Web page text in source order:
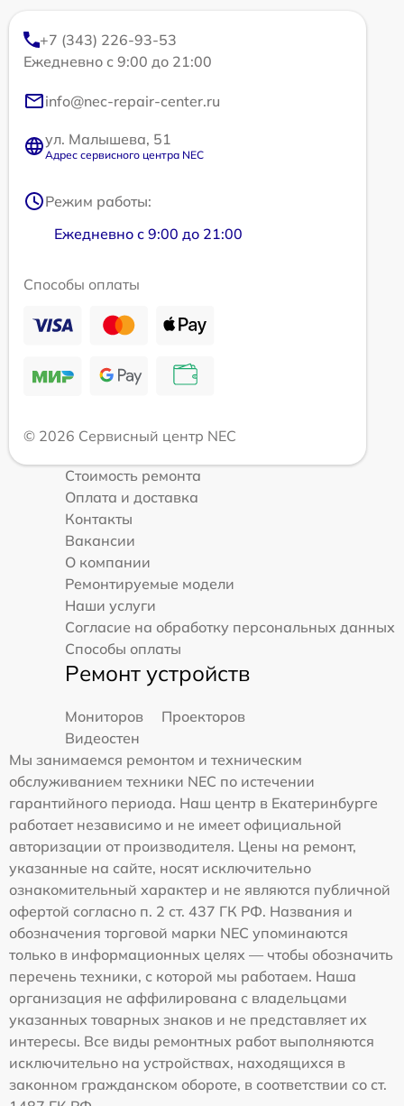
+7 (343) 226-93-53
Ежедневно с 9:00 до 21:00
info@nec-repair-center.ru
ул. Малышева, 51
Адрес сервисного центра NEC
Режим работы:
Ежедневно с 9:00 до 21:00
Способы оплаты
© 2026 Сервисный центр NEC
Стоимость ремонта
Оплата и доставка
Контакты
Вакансии
О компании
Ремонтируемые модели
Наши услуги
Согласие на обработку персональных данных
Способы оплаты
Ремонт устройств
Мониторов
Проекторов
Видеостен
Мы занимаемся ремонтом и техническим
обслуживанием техники NEC по истечении
гарантийного периода. Наш центр в Екатеринбурге
работает независимо и не имеет официальной
авторизации от производителя. Цены на ремонт,
указанные на сайте, носят исключительно
ознакомительный характер и не являются публичной
офертой согласно п. 2 ст. 437 ГК РФ. Названия и
обозначения торговой марки NEC упоминаются
только в информационных целях — чтобы обозначить
перечень техники, с которой мы работаем. Наша
организация не аффилирована с владельцами
указанных товарных знаков и не представляет их
интересы. Все виды ремонтных работ выполняются
исключительно на устройствах, находящихся в
законном гражданском обороте, в соответствии со ст.